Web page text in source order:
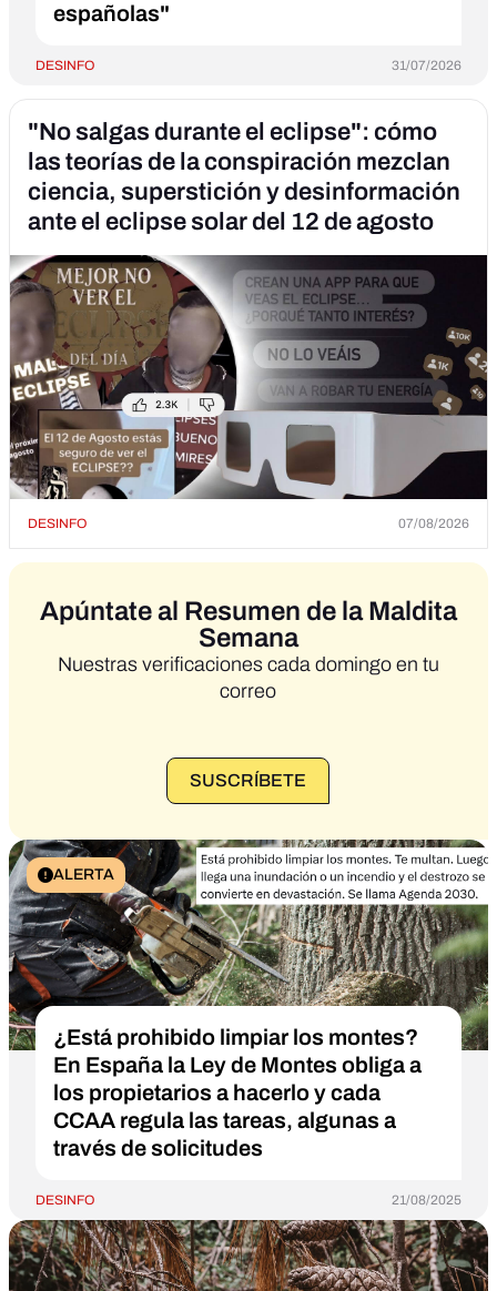
españolas"
DESINFO 31/07/2026
"No salgas durante el eclipse": cómo
las teorías de la conspiración mezclan
ciencia, superstición y desinformación
ante el eclipse solar del 12 de agosto
DESINFO 07/08/2026
Apúntate al Resumen de la Maldita
Semana
Nuestras verificaciones cada domingo en tu
correo
SUSCRÍBETE
ALERTA
¿Está prohibido limpiar los montes?
En España la Ley de Montes obliga a
los propietarios a hacerlo y cada
CCAA regula las tareas, algunas a
través de solicitudes
DESINFO 21/08/2025